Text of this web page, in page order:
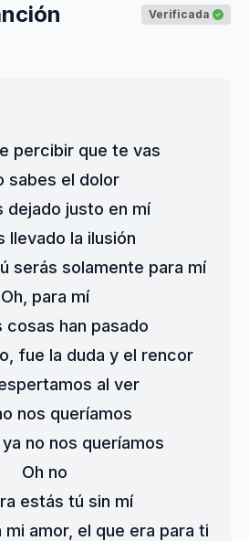
Verificada
percibir que te vas
sabes el dolor
dejado justo en mí
llevado la ilusión
serás solamente para mí
Oh, para mí
cosas han pasado
fue la duda y el rencor
al ver
nos queríamos
no nos queríamos
Oh no
estás tú sin mí
mi amor, el que era para ti